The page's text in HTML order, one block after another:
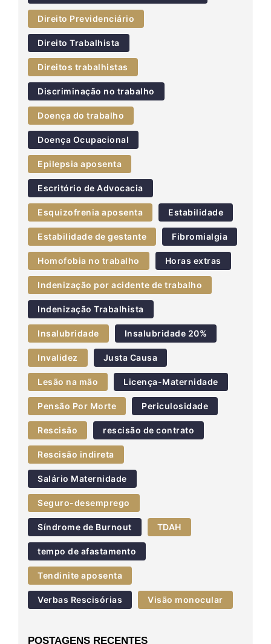
Direito Previdenciário
Direito Trabalhista
Direitos trabalhistas
Discriminação no trabalho
Doença do trabalho
Doença Ocupacional
Epilepsia aposenta
Escritório de Advocacia
Esquizofrenia aposenta Estabilidade
Estabilidade de gestante Fibromialgia
Homofobia no trabalho Horas extras
Indenização por acidente de trabalho
Indenização Trabalhista
Insalubridade Insalubridade 20%
Invalidez Justa Causa
Lesão na mão Licença-Maternidade
Pensão Por Morte Periculosidade
Rescisão rescisão de contrato
Rescisão indireta
Salário Maternidade
Seguro-desemprego
Síndrome de Burnout TDAH
tempo de afastamento
Tendinite aposenta
Verbas Rescisórias Visão monocular
POSTAGENS RECENTES